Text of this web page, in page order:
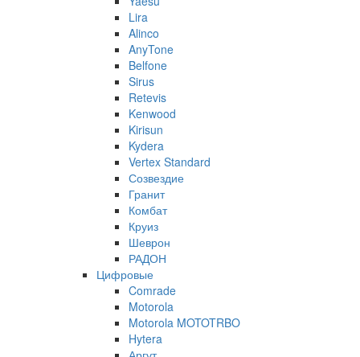
Lira
Alinco
AnyTone
Belfone
Sirus
Retevis
Kenwood
Kirisun
Kydera
Vertex Standard
Созвездие
Гранит
Комбат
Круиз
Шеврон
РАДОН
Цифровые
Comrade
Motorola
Motorola MOTOTRBO
Hytera